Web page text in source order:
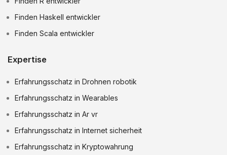
Finden Haskell entwickler
Finden Scala entwickler
Expertise
Erfahrungsschatz in Drohnen robotik
Erfahrungsschatz in Wearables
Erfahrungsschatz in Ar vr
Erfahrungsschatz in Internet sicherheit
Erfahrungsschatz in Kryptowahrung